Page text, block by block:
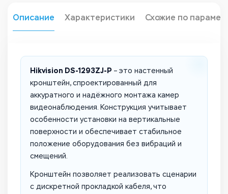
Описание Характеристики Схожие по
Hikvision DS-1293ZJ-P – это настенный
кронштейн, спроектированный для
аккуратного и надёжного монтажа камер
видеонаблюдения. Конструкция учитывает
особенности установки на вертикальные
поверхности и обеспечивает стабильное
положение оборудования без вибраций и
смещений.
Кронштейн позволяет реализовать сценарии
с дискретной прокладкой кабеля, что